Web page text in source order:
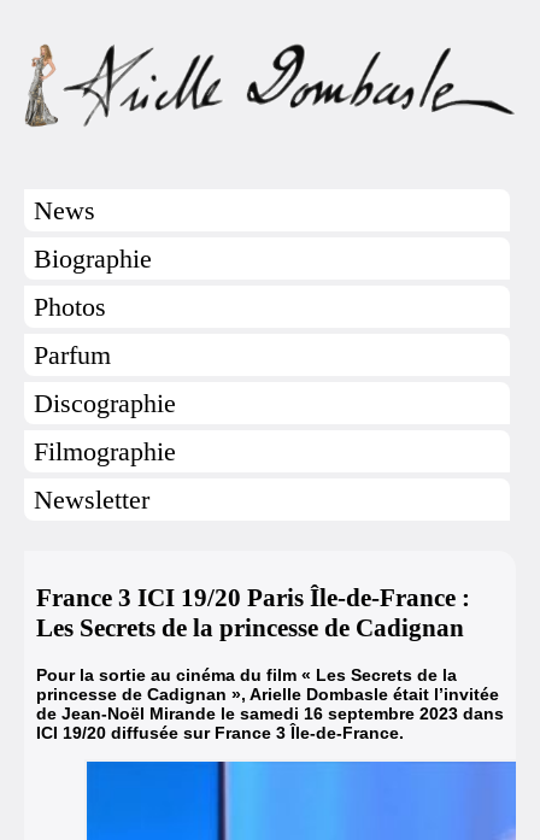
News
Biographie
Photos
Parfum
Discographie
Filmographie
Newsletter
France 3 ICI 19/20 Paris Île-de-France :
Les Secrets de la princesse de Cadignan
Pour la sortie au cinéma du film « Les Secrets de la
princesse de Cadignan », Arielle Dombasle était l’invitée
de Jean-Noël Mirande le samedi 16 septembre 2023 dans
ICI 19/20 diffusée sur France 3 Île-de-France.